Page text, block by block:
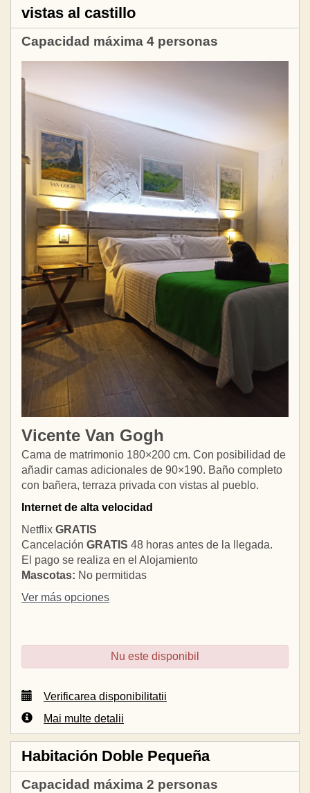
vistas al castillo
Capacidad máxima 4 personas
Vicente Van Gogh
Cama de matrimonio 180×200 cm. Con posibilidad de
añadir camas adicionales de 90×190. Baño completo
con bañera, terraza privada con vistas al pueblo.
Internet de alta velocidad
Netflix GRATIS
Cancelación GRATIS 48 horas antes de la llegada.
El pago se realiza en el Alojamiento
Mascotas: No permitidas
Ver más opciones
Nu este disponibil
Verificarea disponibilitatii
Mai multe detalii
Habitación Doble Pequeña
Capacidad máxima 2 personas